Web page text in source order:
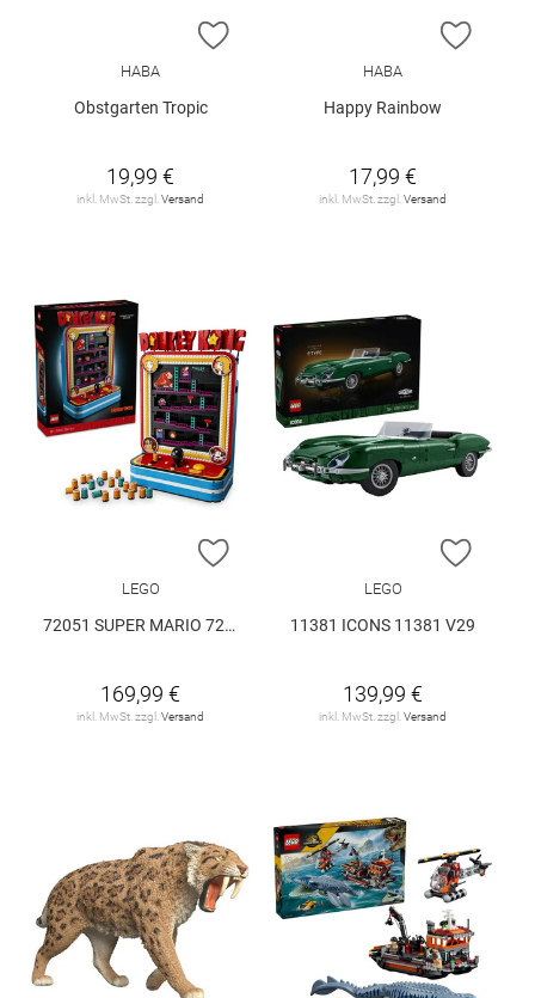
ZUR WUNSCHLISTE HINZUFÜGEN
HABA
Obstgarten Tropic
19,99 €
inkl. MwSt. zzgl. Versand
ZUR
HABA
Happy Rainbow
17,99 €
inkl. MwSt. zzgl. Versand
ZUR WUNSCHLISTE HINZUFÜGEN
LEGO
72051 SUPER MARIO 72051 V29
169,99 €
inkl. MwSt. zzgl. Versand
ZUR
LEGO
11381 ICONS 11381 V29
139,99 €
inkl. MwSt. zzgl. Versand